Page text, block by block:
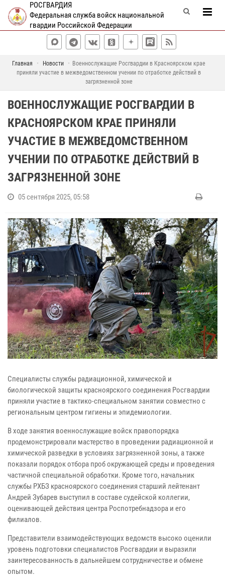
РОСГВАРДИЯ
Федеральная служба войск национальной
гвардии Российской Федерации
Главная Новости
Военнослужащие Росгвардии в Красноярском крае
приняли участие в межведомственном учении по отработке действий в
загрязненной зоне
ВОЕННОСЛУЖАЩИЕ РОСГВАРДИИ В
КРАСНОЯРСКОМ КРАЕ ПРИНЯЛИ
УЧАСТИЕ В МЕЖВЕДОМСТВЕННОМ
УЧЕНИИ ПО ОТРАБОТКЕ ДЕЙСТВИЙ В
ЗАГРЯЗНЕННОЙ ЗОНЕ
05 сентября 2025, 05:58
Специалисты службы радиационной, химической и
биологической защиты красноярского соединения Росгвардии
приняли участие в тактико-специальном занятии совместно с
региональным центром гигиены и эпидемиологии.
В ходе занятия военнослужащие войск правопорядка
продемонстрировали мастерство в проведении радиационной и
химической разведки в условиях загрязненной зоны, а также
показали порядок отбора проб окружающей среды и проведения
частичной специальной обработки. Кроме того, начальник
службы РХБЗ красноярского соединения старший лейтенант
Андрей Зубарев выступил в составе судейской коллегии,
оценивающей действия центра Роспотребнадзора и его
филиалов.
Представители взаимодействующих ведомств высоко оценили
уровень подготовки специалистов Росгвардии и выразили
заинтересованность в дальнейшем сотрудничестве и обмене
опытом.